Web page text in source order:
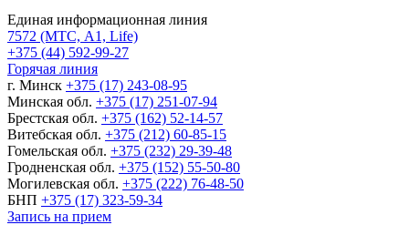
Единая информационная линия
7572 (МТС, A1, Life)
+375 (44) 592-99-27
Горячая линия
г. Минск +375 (17) 243-08-95
Минская обл. +375 (17) 251-07-94
Брестская обл. +375 (162) 52-14-57
Витебская обл. +375 (212) 60-85-15
Гомельская обл. +375 (232) 29-39-48
Гродненская обл. +375 (152) 55-50-80
Могилевская обл. +375 (222) 76-48-50
БНП +375 (17) 323-59-34
Запись на прием